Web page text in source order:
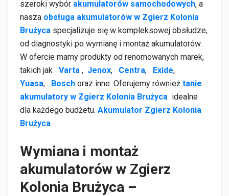
szeroki wybór akumulatorów samochodowych, a
nasza obsługa akumulatorów w Zgierz Kolonia
Brużyca specjalizuje się w kompleksowej obsłudze,
od diagnostyki po wymianę i montaż akumulatorów.
W ofercie mamy produkty od renomowanych marek,
takich jak Varta , Jenox, Centra, Exide,
Yuasa, Bosch oraz inne. Oferujemy również tanie
akumulatory w Zgierz Kolonia Brużyca idealne
dla każdego budżetu. Akumulator Zgierz Kolonia
Brużyca
Wymiana i montaż
akumulatorów w Zgierz
Kolonia Brużyca –